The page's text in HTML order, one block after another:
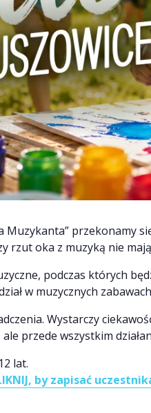
Muzykanta” przekonamy
rzut oka z muzyką nie
podczas których
w muzycznych
Wystarczy
przede wszystkim
lat.
by zapisać